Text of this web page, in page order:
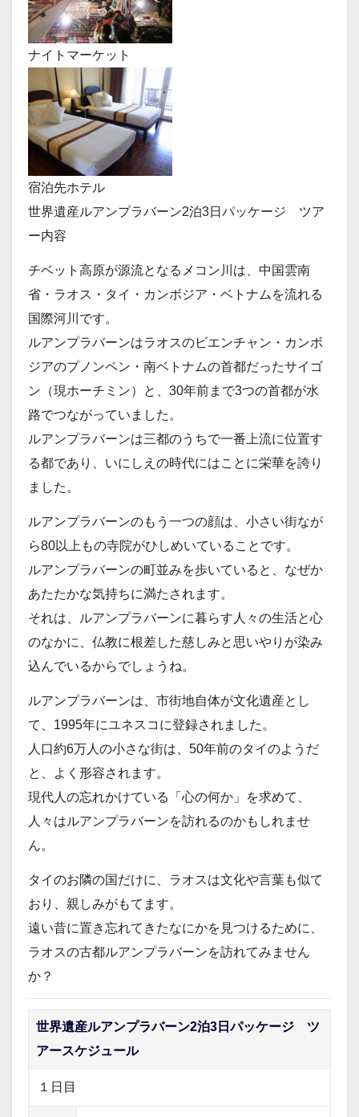
ナイトマーケット
宿泊先ホテル
世界遺産ルアンプラバーン2泊3日パッケージ ツア
ー内容
チベット高原が源流となるメコン川は、中国雲南
省・ラオス・タイ・カンボジア・ベトナムを流れる
国際河川です。
ルアンプラバーンはラオスのビエンチャン・カンボ
ジアのプノンペン・南ベトナムの首都だったサイゴ
ン（現ホーチミン）と、30年前まで3つの首都が水
路でつながっていました。
ルアンプラバーンは三都のうちで一番上流に位置す
る都であり、いにしえの時代にはことに栄華を誇り
ました。
ルアンプラバーンのもう一つの顔は、小さい街なが
ら80以上もの寺院がひしめいていることです。
ルアンプラバーンの町並みを歩いていると、なぜか
あたたかな気持ちに満たされます。
それは、ルアンプラバーンに暮らす人々の生活と心
のなかに、仏教に根差した慈しみと思いやりが染み
込んでいるからでしょうね。
ルアンプラバーンは、市街地自体が文化遺産とし
て、1995年にユネスコに登録されました。
人口約6万人の小さな街は、50年前のタイのようだ
と、よく形容されます。
現代人の忘れかけている「心の何か」を求めて、
人々はルアンプラバーンを訪れるのかもしれませ
ん。
タイのお隣の国だけに、ラオスは文化や言葉も似て
おり、親しみがもてます。
遠い昔に置き忘れてきたなにかを見つけるために、
ラオスの古都ルアンプラバーンを訪れてみません
か？
世界遺産ルアンプラバーン2泊3日パッケージ ツ
アースケジュール
１日目